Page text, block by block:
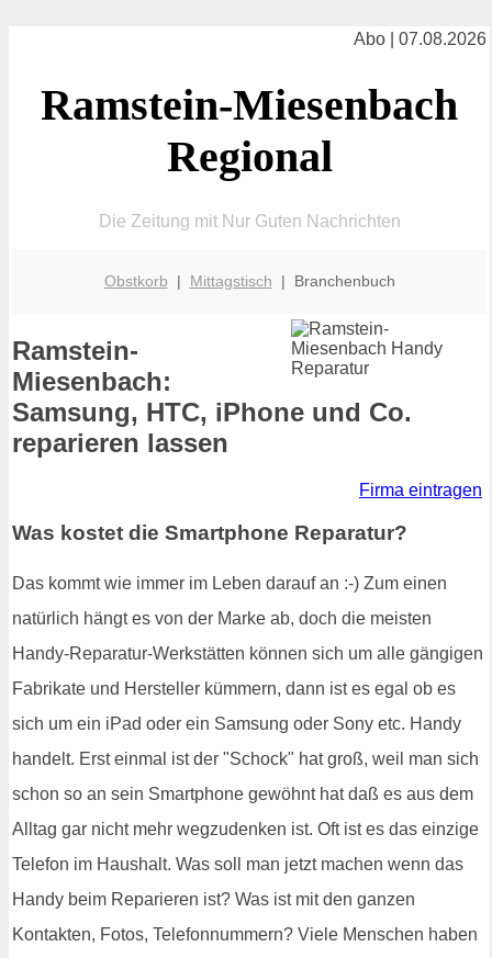
Abo | 07.08.2026
Ramstein-Miesenbach
Regional
Die Zeitung mit Nur Guten Nachrichten
Obstkorb | Mittagstisch | Branchenbuch
Ramstein-
Miesenbach:
Samsung, HTC, iPhone und Co.
reparieren lassen
Firma eintragen
Was kostet die Smartphone Reparatur?
Das kommt wie immer im Leben darauf an :-) Zum einen
natürlich hängt es von der Marke ab, doch die meisten
Handy-Reparatur-Werkstätten können sich um alle gängigen
Fabrikate und Hersteller kümmern, dann ist es egal ob es
sich um ein iPad oder ein Samsung oder Sony etc. Handy
handelt. Erst einmal ist der "Schock" hat groß, weil man sich
schon so an sein Smartphone gewöhnt hat daß es aus dem
Alltag gar nicht mehr wegzudenken ist. Oft ist es das einzige
Telefon im Haushalt. Was soll man jetzt machen wenn das
Handy beim Reparieren ist? Was ist mit den ganzen
Kontakten, Fotos, Telefonnummern? Viele Menschen haben